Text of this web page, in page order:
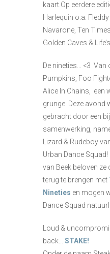
kaart.Op eerdere
Harlequin o.a.
Navarone, Ten
Golden Caves &
De nineties… <3 Van
Pumpkins, Foo
Alice In Chains, een
grunge. Deze avond
gebracht door een
samenwerking,
Lizard & Rudeboy
Urban Dance
van Beek beloven ze
terug te brengen met
Nineties en mogen
Dance Squad
Loud &
back… STAKE!